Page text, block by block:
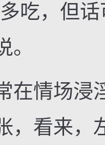
，但话
情场浸
，看来，